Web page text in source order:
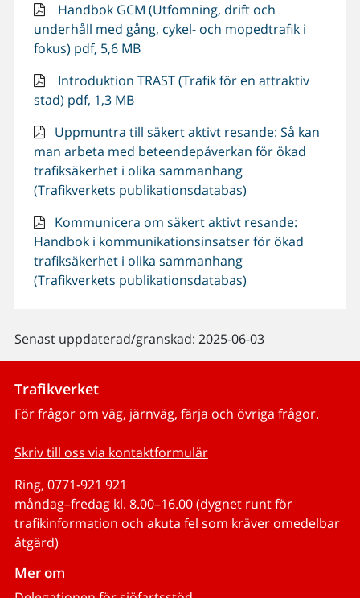
Handbok GCM (Utfomning, drift och
underhåll med gång, cykel- och mopedtrafik i
fokus) pdf, 5,6 MB
Introduktion TRAST (Trafik för en attraktiv
stad) pdf, 1,3 MB
Uppmuntra till säkert aktivt resande: Så kan
man arbeta med beteendepåverkan för ökad
trafiksäkerhet i olika sammanhang
(Trafikverkets publikationsdatabas)
Kommunicera om säkert aktivt resande:
Handbok i kommunikationsinsatser för ökad
trafiksäkerhet i olika sammanhang
(Trafikverkets publikationsdatabas)
Senast uppdaterad/granskad: 2025-06-03
Trafikverket
För frågor om väg, järnväg, färja och övriga frågor.
Skriv till oss via kontaktformulär
Ring, 0771-921 921
måndag–fredag kl. 8.00–16.00 (dygnet runt för
trafikinformation och akuta fel som kräver omedelbar
åtgärd)
Mer om